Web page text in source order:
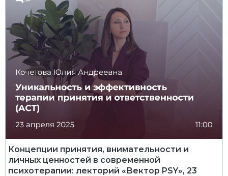
Концепции принятия, внимательности и
личных ценностей в современной
психотерапии: лекторий «Вектор PSY», 23